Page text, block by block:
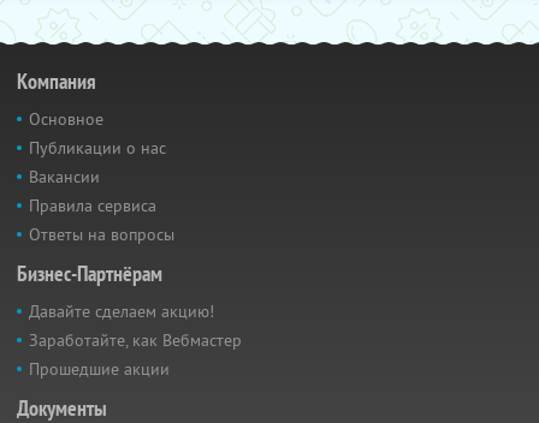
Компания
Основное
Публикации о нас
Вакансии
Правила сервиса
Ответы на вопросы
Бизнес-Партнёрам
Давайте сделаем акцию!
Заработайте, как Вебмастер
Прошедшие акции
Документы